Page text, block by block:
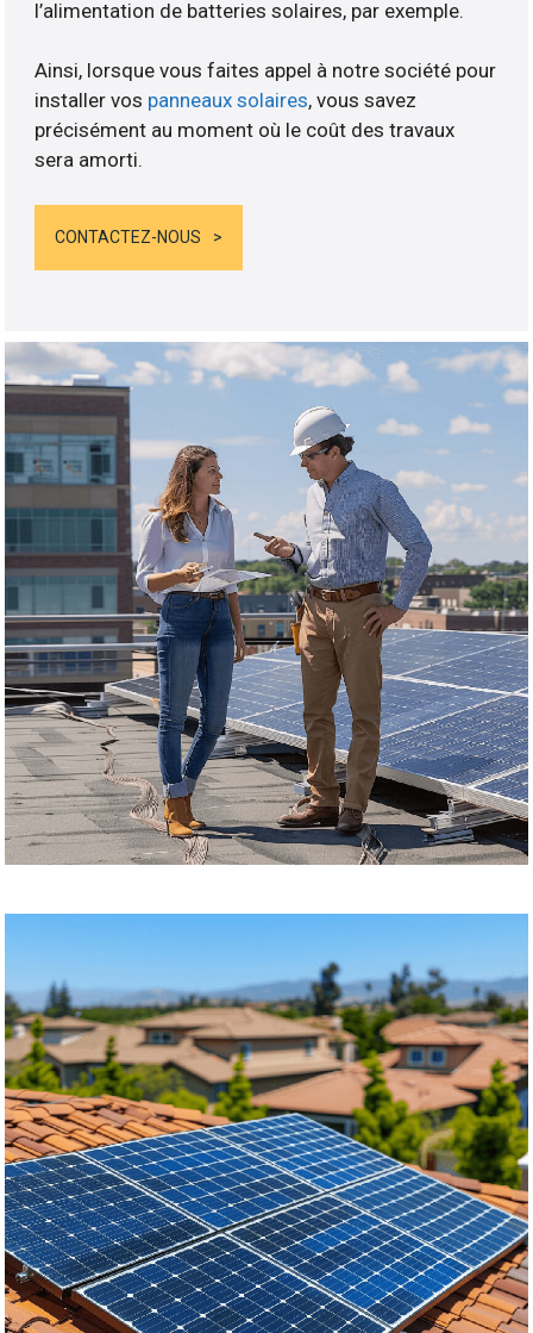
l’alimentation de batteries solaires, par exemple.
Ainsi, lorsque vous faites appel à notre société pour
installer vos panneaux solaires, vous savez
précisément au moment où le coût des travaux
sera amorti.
CONTACTEZ-NOUS